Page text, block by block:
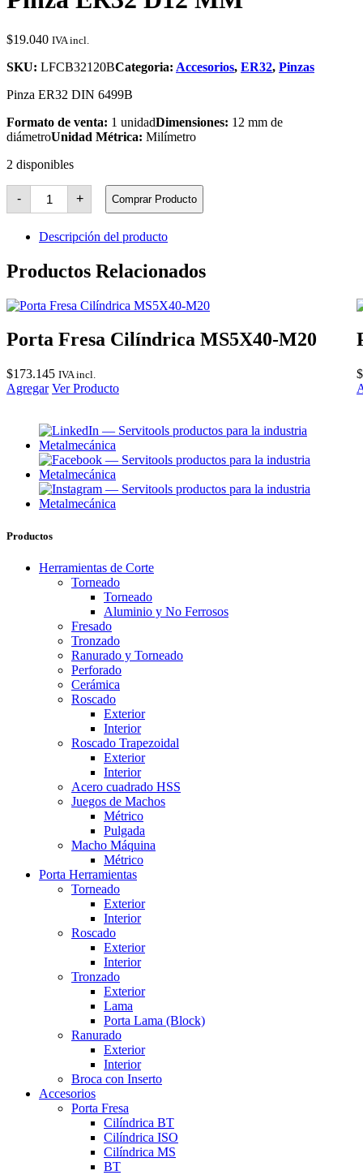
$19.040 IVA incl.
SKU: LFCB32120BCategoria: Accesorios, ER32, Pinzas
Pinza ER32 DIN 6499B
Formato de venta: 1 unidadDimensiones: 12 mm de
diámetroUnidad Métrica: Milímetro
2 disponibles
-
Pinza
ER32
D12
MM
cantidad
+ Comprar Producto
Descripción del producto
Productos Relacionados
Porta Fresa Cilíndrica MS5X40-M20
$173.145 IVA incl.
Agregar Ver Producto
$
Productos
Herramientas de Corte
Torneado
Torneado
Aluminio y No Ferrosos
Fresado
Tronzado
Ranurado y Torneado
Perforado
Cerámica
Roscado
Exterior
Interior
Roscado Trapezoidal
Exterior
Interior
Acero cuadrado HSS
Juegos de Machos
Métrico
Pulgada
Macho Máquina
Métrico
Porta Herramientas
Torneado
Exterior
Interior
Roscado
Exterior
Interior
Tronzado
Exterior
Lama
Porta Lama (Block)
Ranurado
Exterior
Interior
Broca con Inserto
Accesorios
Porta Fresa
Cilíndrica BT
Cilíndrica ISO
Cilíndrica MS
BT